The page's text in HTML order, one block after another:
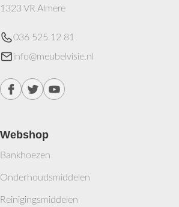
1323 VR Almere
036 525 12 81
info@meubelvisie.nl
Webshop
Bankhoezen
Onderhoudsmiddelen
Reinigingsmiddelen